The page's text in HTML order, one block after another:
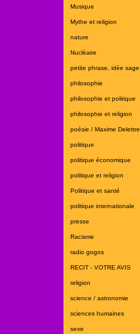
Musique
Mythe et religion
nature
Nucléaire
petite phrase, idée sage
philosophie
philosophie et politique
philosophie et religion
poésie / Maxime Delettre
politique
politique économique
politique et religion
Politique et santé
politique internationale
presse
Racisme
radio gogos
RECIT - VOTRE AVIS
religion
science / astronomie
sciences humaines
sexe